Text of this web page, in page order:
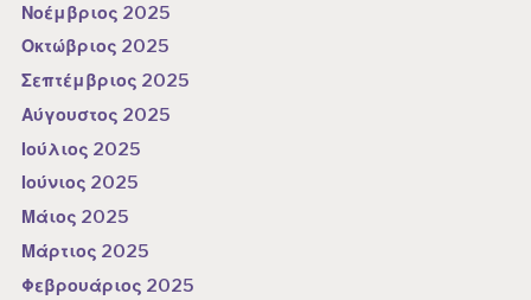
Νοέμβριος 2025
Οκτώβριος 2025
Σεπτέμβριος 2025
Αύγουστος 2025
Ιούλιος 2025
Ιούνιος 2025
Μάιος 2025
Μάρτιος 2025
Φεβρουάριος 2025